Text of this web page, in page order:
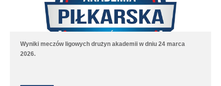
Wyniki meczów ligowych drużyn akademii w dniu 24 marca
2026.